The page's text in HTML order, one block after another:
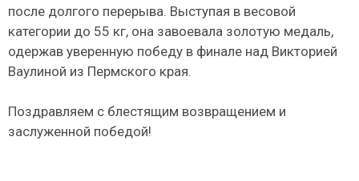
после долгого перерыва. Выступая в весовой
категории до 55 кг, она завоевала золотую медаль,
одержав уверенную победу в финале над Викторией
Ваулиной из Пермского края.
Поздравляем с блестящим возвращением и
заслуженной победой!